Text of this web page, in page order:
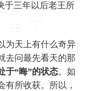
于三年以后老王所
为天上有什么奇异
去问最先看天的那
于“晦”的状态。如
所收获。所以，